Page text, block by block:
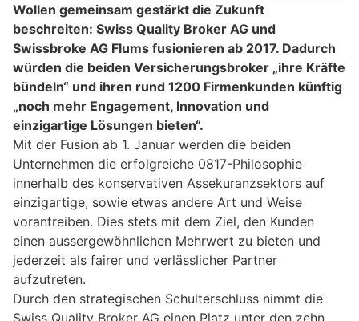
Wollen gemeinsam gestärkt die Zukunft
beschreiten: Swiss Quality Broker AG und
Swissbroke AG Flums fusionieren ab 2017. Dadurch
würden die beiden Versicherungsbroker „ihre Kräfte
bündeln“ und ihren rund 1200 Firmenkunden künftig
„noch mehr Engagement, Innovation und
einzigartige Lösungen bieten“.
Mit der Fusion ab 1. Januar werden die beiden
Unternehmen die erfolgreiche 0817-Philosophie
innerhalb des konservativen Assekuranzsektors auf
einzigartige, sowie etwas andere Art und Weise
vorantreiben. Dies stets mit dem Ziel, den Kunden
einen aussergewöhnlichen Mehrwert zu bieten und
jederzeit als fairer und verlässlicher Partner
aufzutreten.
Durch den strategischen Schulterschluss nimmt die
Swiss Quality Broker AG einen Platz unter den zehn